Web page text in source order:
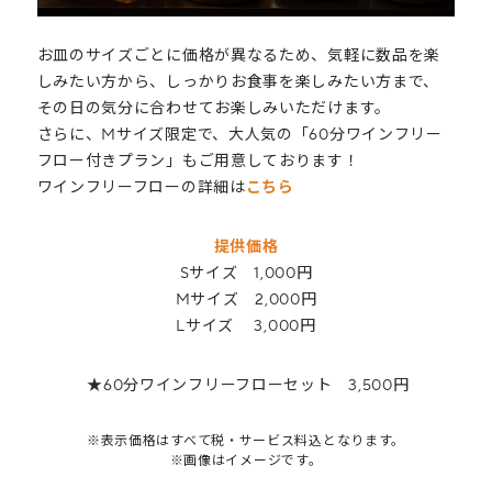
お皿のサイズごとに価格が異なるため、気軽に数品を楽
しみたい方から、しっかりお食事を楽しみたい方まで、
その日の気分に合わせてお楽しみいただけます。
さらに、Mサイズ限定で、大人気の「60分ワインフリー
フロー付きプラン」もご用意しております！
ワインフリーフローの詳細はこちら
提供価格
Sサイズ 1,000円
Mサイズ 2,000円
Lサイズ 3,000円
★60分ワインフリーフローセット 3,500円
※表示価格はすべて税・サービス料込となります。
※画像はイメージです。